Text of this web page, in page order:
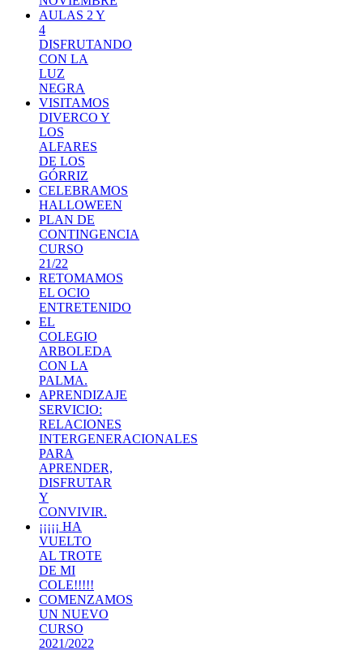
AULAS 2 Y
4
DISFRUTANDO
CON LA
LUZ
NEGRA
VISITAMOS
DIVERCO Y
LOS
ALFARES
DE LOS
GÓRRIZ
CELEBRAMOS
HALLOWEEN
PLAN DE
CONTINGENCIA
CURSO
21/22
RETOMAMOS
EL OCIO
ENTRETENIDO
EL
COLEGIO
ARBOLEDA
CON LA
PALMA.
APRENDIZAJE
SERVICIO:
RELACIONES
INTERGENERACIONALES
PARA
APRENDER,
DISFRUTAR
Y
CONVIVIR.
¡¡¡¡¡ HA
VUELTO
AL TROTE
DE MI
COLE!!!!!
COMENZAMOS
UN NUEVO
CURSO
2021/2022